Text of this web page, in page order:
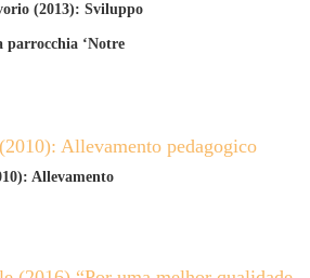
(2013): Sviluppo
parrocchia ‘Notre
Allevamento